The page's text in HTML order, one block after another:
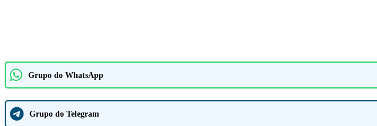
Grupo do WhatsApp
Grupo do Telegram